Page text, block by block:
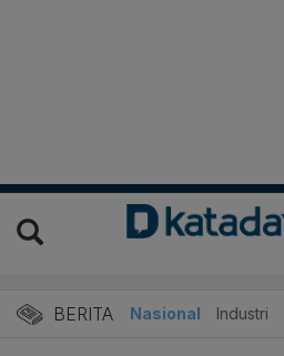
BERITA Nasional Industri